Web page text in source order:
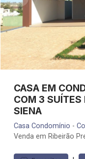
CASA EM
COM 3 SUÍTES
SIENA
Casa Condomínio -
Venda em Ribeirão